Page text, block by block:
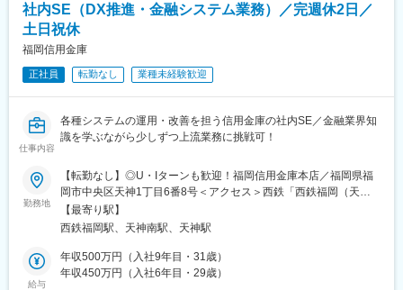
社内SE（DX推進・金融システム業務）／完週休2日／
土日祝休
福岡信用金庫
正社員 転勤なし 業種未経験歓迎
仕事内容
各種システムの運用・改善を担う信用金庫の社内SE／金融業界知
識を学ぶながら少しずつ上流業務に挑戦可！
勤務地
【転勤なし】◎U・Iターンも歓迎！福岡信用金庫本店／福岡県福
岡市中央区天神1丁目6番8号＜アクセス＞西鉄「西鉄福岡（天
神）駅」三越口から徒歩2分福岡市地下鉄七隈線「天神南駅」 3番
口から徒歩3分福岡市地下鉄空港線「天神駅」13番口から徒歩3分
【最寄り駅】
西鉄福岡駅、天神南駅、天神駅
給与
年収500万円（入社9年目・31歳）
年収450万円（入社6年目・29歳）